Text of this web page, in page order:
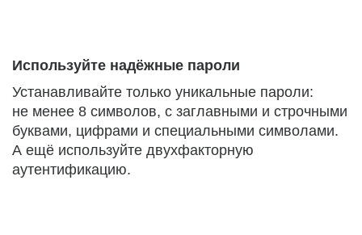
Используйте надёжные пароли
Устанавливайте только уникальные пароли:
не менее 8 символов, с заглавными и строчными
буквами, цифрами и специальными символами.
А ещё используйте двухфакторную
аутентификацию.